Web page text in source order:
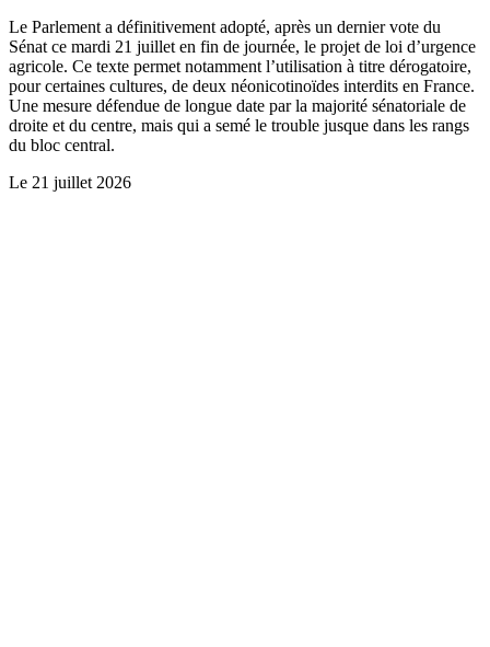
Le Parlement a définitivement adopté, après un dernier vote du
Sénat ce mardi 21 juillet en fin de journée, le projet de loi d’urgence
agricole. Ce texte permet notamment l’utilisation à titre dérogatoire,
pour certaines cultures, de deux néonicotinoïdes interdits en France.
Une mesure défendue de longue date par la majorité sénatoriale de
droite et du centre, mais qui a semé le trouble jusque dans les rangs
du bloc central.
Le 21 juillet 2026